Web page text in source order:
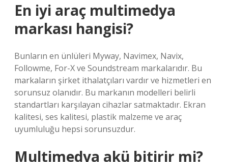
En iyi araç multimedya
markası hangisi?
Bunların en ünlüleri Myway, Navimex, Navix,
Followme, For-X ve Soundstream markalarıdır. Bu
markaların şirket ithalatçıları vardır ve hizmetleri en
sorunsuz olanıdır. Bu markanın modelleri belirli
standartları karşılayan cihazlar satmaktadır. Ekran
kalitesi, ses kalitesi, plastik malzeme ve araç
uyumluluğu hepsi sorunsuzdur.
Multimedya akü bitirir mi?